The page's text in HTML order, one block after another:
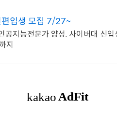
입생 모집 7/27~
지능전문가 양성, 사이버대 신입
지